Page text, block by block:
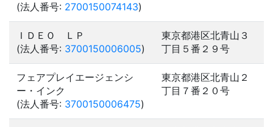
(法人番号: 2700150074143)
ＩＤＥＯ ＬＰ
(法人番号: 3700150006005)
東京都港区北青山３
丁目５番２９号
フェアプレイエージェンシ
ー・インク
(法人番号: 3700150006475)
東京都港区北青山２
丁目７番２０号